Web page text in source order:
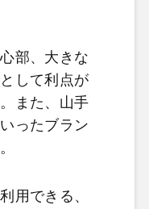
部、大きな
して利点が
また、山手
ったブラン
用できる、